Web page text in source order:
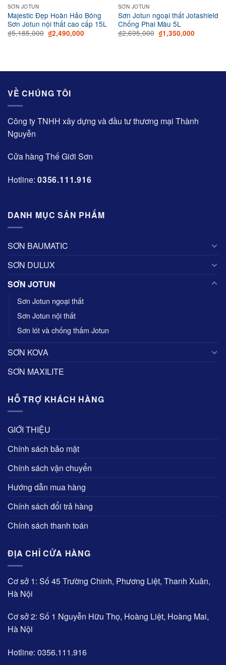
SƠN JOTUN
Majestic Đẹp Hoàn Hảo Bóng
Sơn Jotun nội thất cao cấp 15L
₫5,185,000 Original
price
₫2,490,000Current
SƠN JOTUN
Sơn Jotun ngoại thất Jotashield
Chống Phai Màu 5L
₫2,695,000 Original
price
₫1,350,000Current
VỀ CHÚNG TÔI
Công ty TNHH xây dựng và đầu tư thương mại Thành
Nguyễn
Cửa hàng Thế Giới Sơn
Hotline: 0356.111.916
DANH MỤC SẢN PHẨM
SƠN BAUMATIC
SƠN DULUX
SƠN JOTUN
Sơn Jotun ngoại thất
Sơn Jotun nội thất
Sơn lót và chống thấm Jotun
SƠN KOVA
SƠN MAXILITE
HỖ TRỢ KHÁCH HÀNG
GIỚI THIỆU
Chính sách bảo mật
Chính sách vận chuyển
Hướng dẫn mua hàng
Chính sách đổi trả hàng
Chính sách thanh toán
ĐỊA CHỈ CỬA HÀNG
Cơ sở 1: Số 45 Trường Chinh, Phương Liệt, Thanh Xuân,
Hà Nội
Cơ sở 2: Số 1 Nguyễn Hữu Thọ, Hoàng Liệt, Hoàng Mai,
Hà Nội
Hotline: 0356.111.916